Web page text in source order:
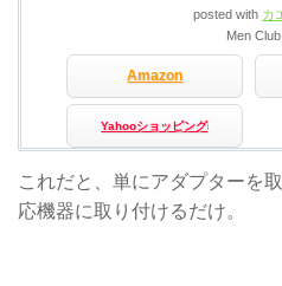
posted with カ
Men Club
Amazon
Yahooショッピング
これだと、単にアダプターを
応機器に取り付けるだけ。